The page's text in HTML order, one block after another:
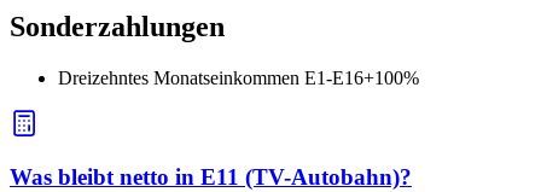
Sonderzahlungen
Dreizehntes Monatseinkommen E1-E16+100%
Was bleibt netto in E11 (TV-Autobahn)?